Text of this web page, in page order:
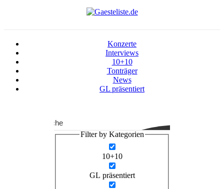
Konzerte
Interviews
10+10
Tonträger
News
GL präsentiert
Suche
Filter by Kategorien
10+10
GL präsentiert